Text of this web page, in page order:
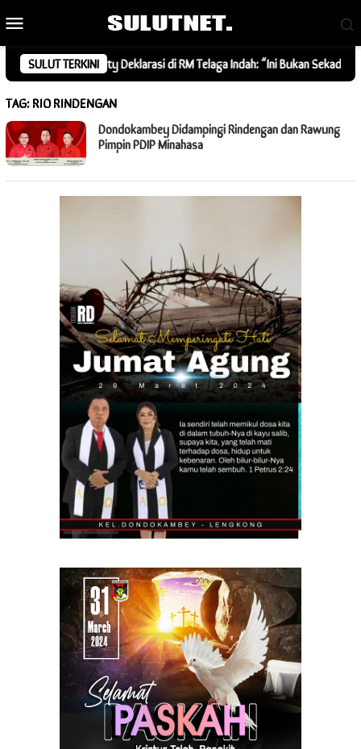
ke
konten
SULUT TERKINI
Community Deklarasi di RM Telaga Indah: “Ini Bukan Sekadar Gaya,
TAG:RIO RINDENGAN
Dondokambey Didampingi Rindengan dan Rawung
Pimpin PDIP Minahasa